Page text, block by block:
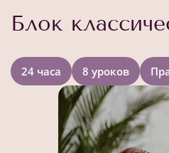
Блок
24 часа 8 уроков